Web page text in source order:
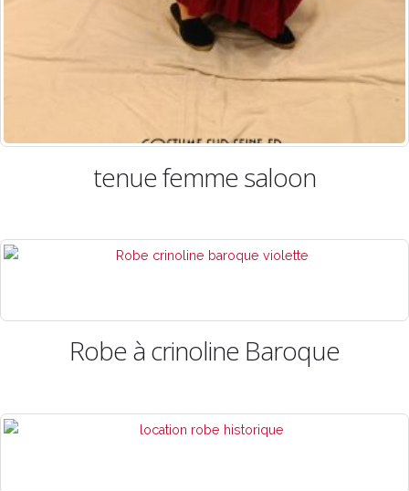
tenue femme saloon
Robe à crinoline Baroque